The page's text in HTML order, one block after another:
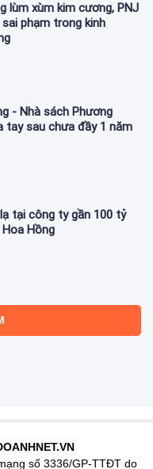
lùm xùm kim cương, PNJ
sai phạm trong kinh
- Nhà sách Phương
tay sau chưa đầy 1 năm
tại công ty gần 100 tỷ
Hồng
số 3336/GP-TTĐT do